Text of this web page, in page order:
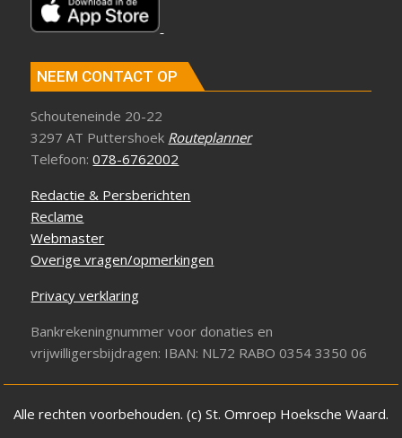
NEEM CONTACT OP
Schouteneinde 20-22
3297 AT Puttershoek Routeplanner
Telefoon:078-6762002
Redactie & Persberichten
Reclame
Webmaster
Overige vragen/opmerkingen
Privacy verklaring
Bankrekeningnummer voor donaties en
vrijwilligersbijdragen: IBAN: NL72 RABO 0354 3350 06
Alle rechten voorbehouden. (c) St. Omroep Hoeksche Waard.